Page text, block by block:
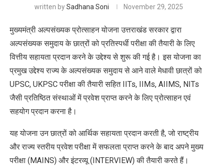
written bySadhana Soni November 29, 2025
मुख्यमंत्री अल्पसंख्यक प्रोत्साहन योजना उत्तराखंड सरकार द्वारा
अल्पसंख्यक समुदाय के छात्रों को प्रतिस्पर्धी परीक्षा की तैयारी के लिए
वित्तीय सहायता प्रदान करने के उद्देश्य से शुरू की गई है। इस योजना का
प्रमुख उद्देश्य राज्य के अल्पसंख्यक समुदाय से आने वाले मेधावी छात्रों को
UPSC, UKPSCपरीक्षा की तैयारी सहित
IITs, IIMs, AIIMS, NITs
जैसी प्रतिष्ठित संस्थाओं में प्रवेश प्राप्त करने के लिए प्रोत्साहन एवं
सहयोग प्रदान करना है।
यह योजना उन छात्रों को आर्थिक सहायता प्रदान करती है, जो राष्ट्रीय
और राज्य स्तरीय प्रवेश परीक्षा में सफलता प्राप्त करने के बाद अपने मुख्य
परीक्षा (MAINS) और इंटरव्यू (INTERVIEW) की तैयारीकरतेहैं।